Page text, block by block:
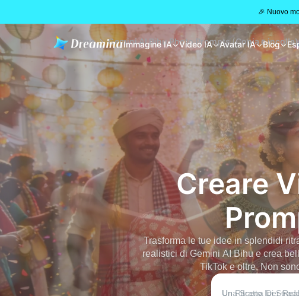
🎉 Nuovo
Immagine IA Video IA Avatar IA Blog
Home Gemini AI Bihu Photo Prompts (Copia e
Creare
Trasforma le tue idee in splendidi
realistici di Gemini AI Bihu e crea
TikTok e oltre. Non